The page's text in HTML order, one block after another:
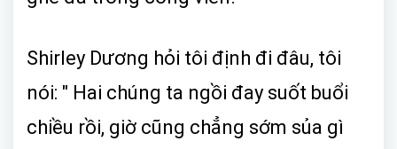
Shirley Dương hỏi tôi định đi đâu, tôi
nói: " Hai chúng ta ngồi đay suốt buổi
chiều rồi, giờ cũng chẳng sớm sủa gì